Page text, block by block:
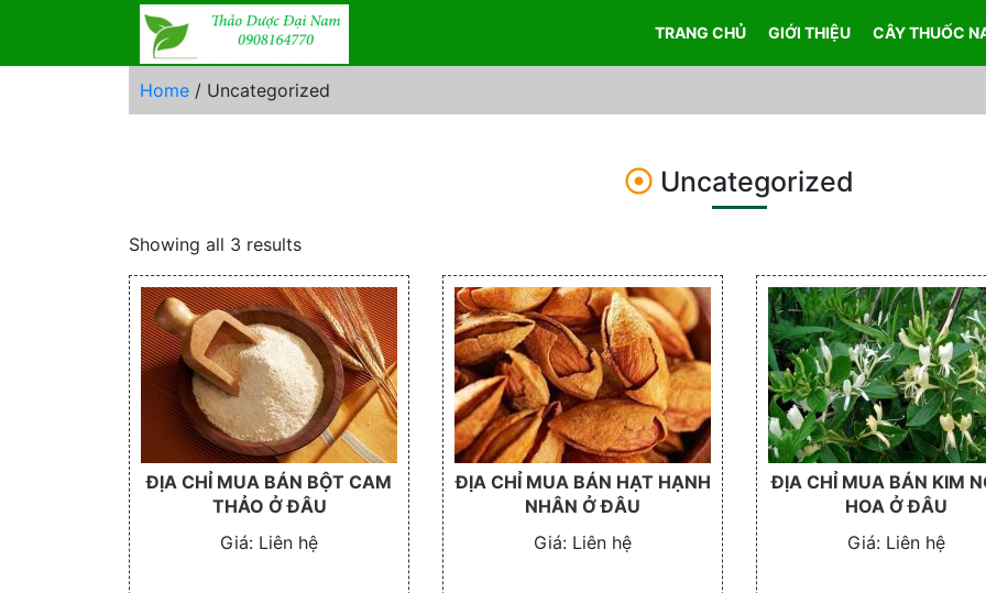
content
TRANG CHỦ GIỚI THIỆU CÂY THUỐC
Home / Uncategorized
Uncategorized
Showing all 3 results
ĐỊA CHỈ MUA BÁN BỘT CAM
THẢO Ở ĐÂU
Giá: Liên hệ
ĐỊA CHỈ MUA BÁN HẠT HẠNH
NHÂN Ở ĐÂU
Giá: Liên hệ
ĐỊA CHỈ MUA BÁN KIM
HOA Ở ĐÂU
Giá: Liên hệ